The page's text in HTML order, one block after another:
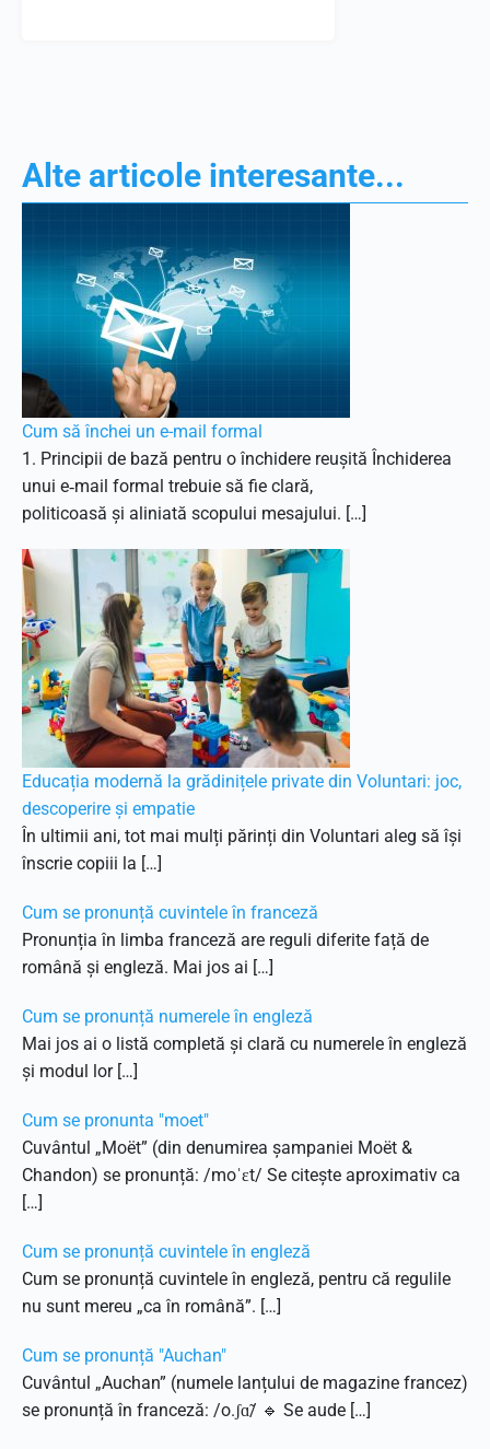
Alte articole interesante...
Cum să închei un e-mail formal
1. Principii de bază pentru o închidere reușită Închiderea
unui e‑mail formal trebuie să fie clară,
politicoasă și aliniată scopului mesajului. […]
Educația modernă la grădinițele private din Voluntari: joc,
descoperire și empatie
În ultimii ani, tot mai mulți părinți din Voluntari aleg să își
înscrie copiii la […]
Cum se pronunță cuvintele în franceză
Pronunția în limba franceză are reguli diferite față de
română și engleză. Mai jos ai […]
Cum se pronunță numerele în engleză
Mai jos ai o listă completă și clară cu numerele în engleză
și modul lor […]
Cum se pronunta "moet"
Cuvântul „Moët” (din denumirea șampaniei Moët &
Chandon) se pronunță: /moˈɛt/ Se citește aproximativ ca
[…]
Cum se pronunță cuvintele în engleză
Cum se pronunță cuvintele în engleză, pentru că regulile
nu sunt mereu „ca în română”. […]
Cum se pronunță "Auchan"
Cuvântul „Auchan” (numele lanțului de magazine francez)
se pronunță în franceză: /o.ʃɑ̃/ 🔹 Se aude […]